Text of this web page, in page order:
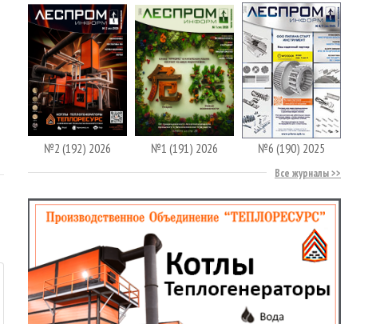
№2 (192) 2026 №1 (191) 2026 №6 (190) 2025
Все журналы